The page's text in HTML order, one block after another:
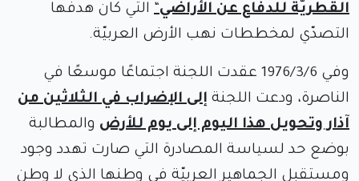
القطريّة للدفاع عن الأراضي“ التي كان هدفها
التصدّي لمخططات نهب الأرض العربيّة.
وفي 1976/3/6 عقدت اللجنة اجتماعًا موسعًا في
الناصرة، ودعت اللجنة إلى الإضراب في الثلاثين من
آذار وتحويل هذا اليوم إلى يوم للأرض والمطالبة
بوضع حد لسياسة المصادرة التي صارت تهدد وجود
ومستقبل الجماهير العربيّة في وطنها الذي لا وطن